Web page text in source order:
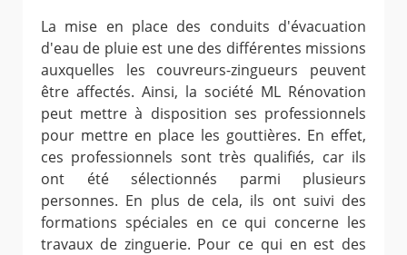
La mise en place des conduits d'évacuation
d'eau de pluie est une des différentes missions
auxquelles les couvreurs-zingueurs peuvent
être affectés. Ainsi, la société ML Rénovation
peut mettre à disposition ses professionnels
pour mettre en place les gouttières. En effet,
ces professionnels sont très qualifiés, car ils
ont été sélectionnés parmi plusieurs
personnes. En plus de cela, ils ont suivi des
formations spéciales en ce qui concerne les
travaux de zinguerie. Pour ce qui en est des